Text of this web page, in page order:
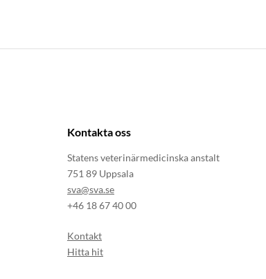
Kontakta oss
Statens veterinärmedicinska anstalt
751 89 Uppsala
sva@sva.se
+46 18 67 40 00
Kontakt
Hitta hit